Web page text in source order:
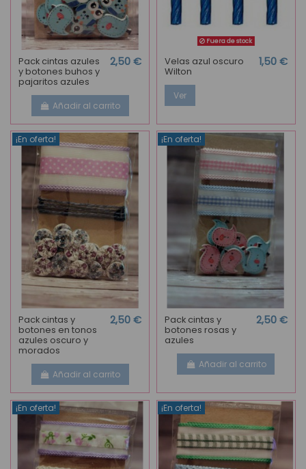
Pack cintas azules
y botones buhos y
pajaritos azules
2,50 €
Añadir al carrito
Fuera de stock
Velas azul oscuro
Wilton
1,50 €
Ver
¡En oferta!
Pack cintas y
botones en tonos
azules oscuro y
morados
2,50 €
Añadir al carrito
¡En oferta!
Pack cintas y
botones rosas y
azules
2,50 €
Añadir al carrito
¡En oferta! ¡En oferta!